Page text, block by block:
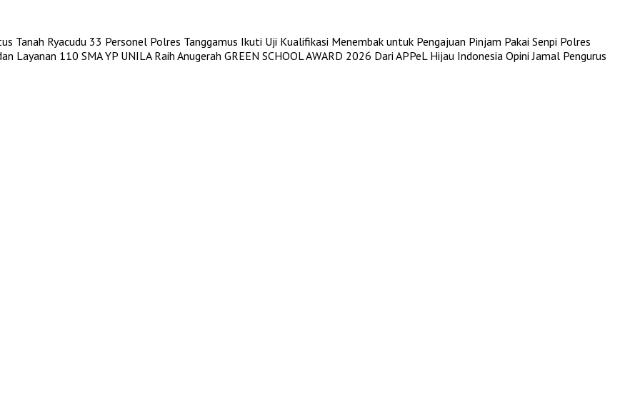
Tanah Ryacudu 33 Personel Polres Tanggamus Ikuti Uji Kualifikasi Menembak untuk Pengajuan Pinjam Pakai Senpi Polres
Layanan 110 SMA YP UNILA Raih Anugerah GREEN SCHOOL AWARD 2026 Dari APPeL Hijau Indonesia Opini Jamal Pengurus